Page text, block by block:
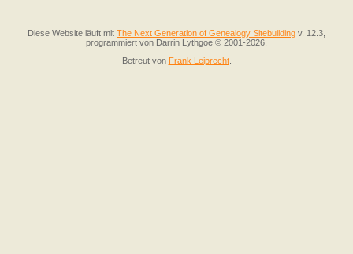
Diese Website läuft mit The Next Generation of Genealogy Sitebuilding v. 12.3,
programmiert von Darrin Lythgoe © 2001-2026.
Betreut von Frank Leiprecht.